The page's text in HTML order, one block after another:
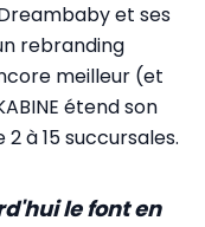
et ses
rebranding
meilleur (et
étend son
à 15 succursales.
le font en